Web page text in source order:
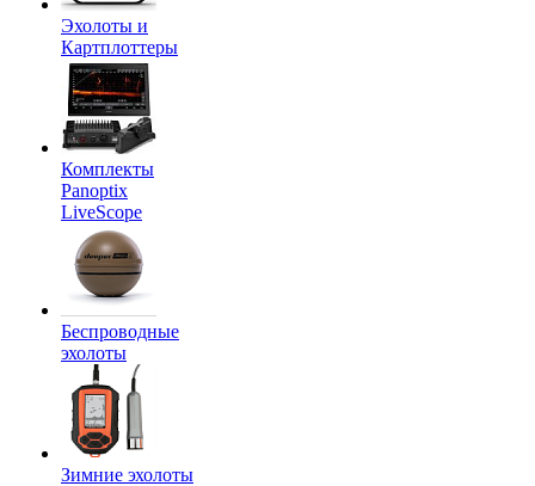
Эхолоты и
Картплоттеры
Комплекты
Panoptix
LiveScope
Беспроводные
эхолоты
Зимние эхолоты